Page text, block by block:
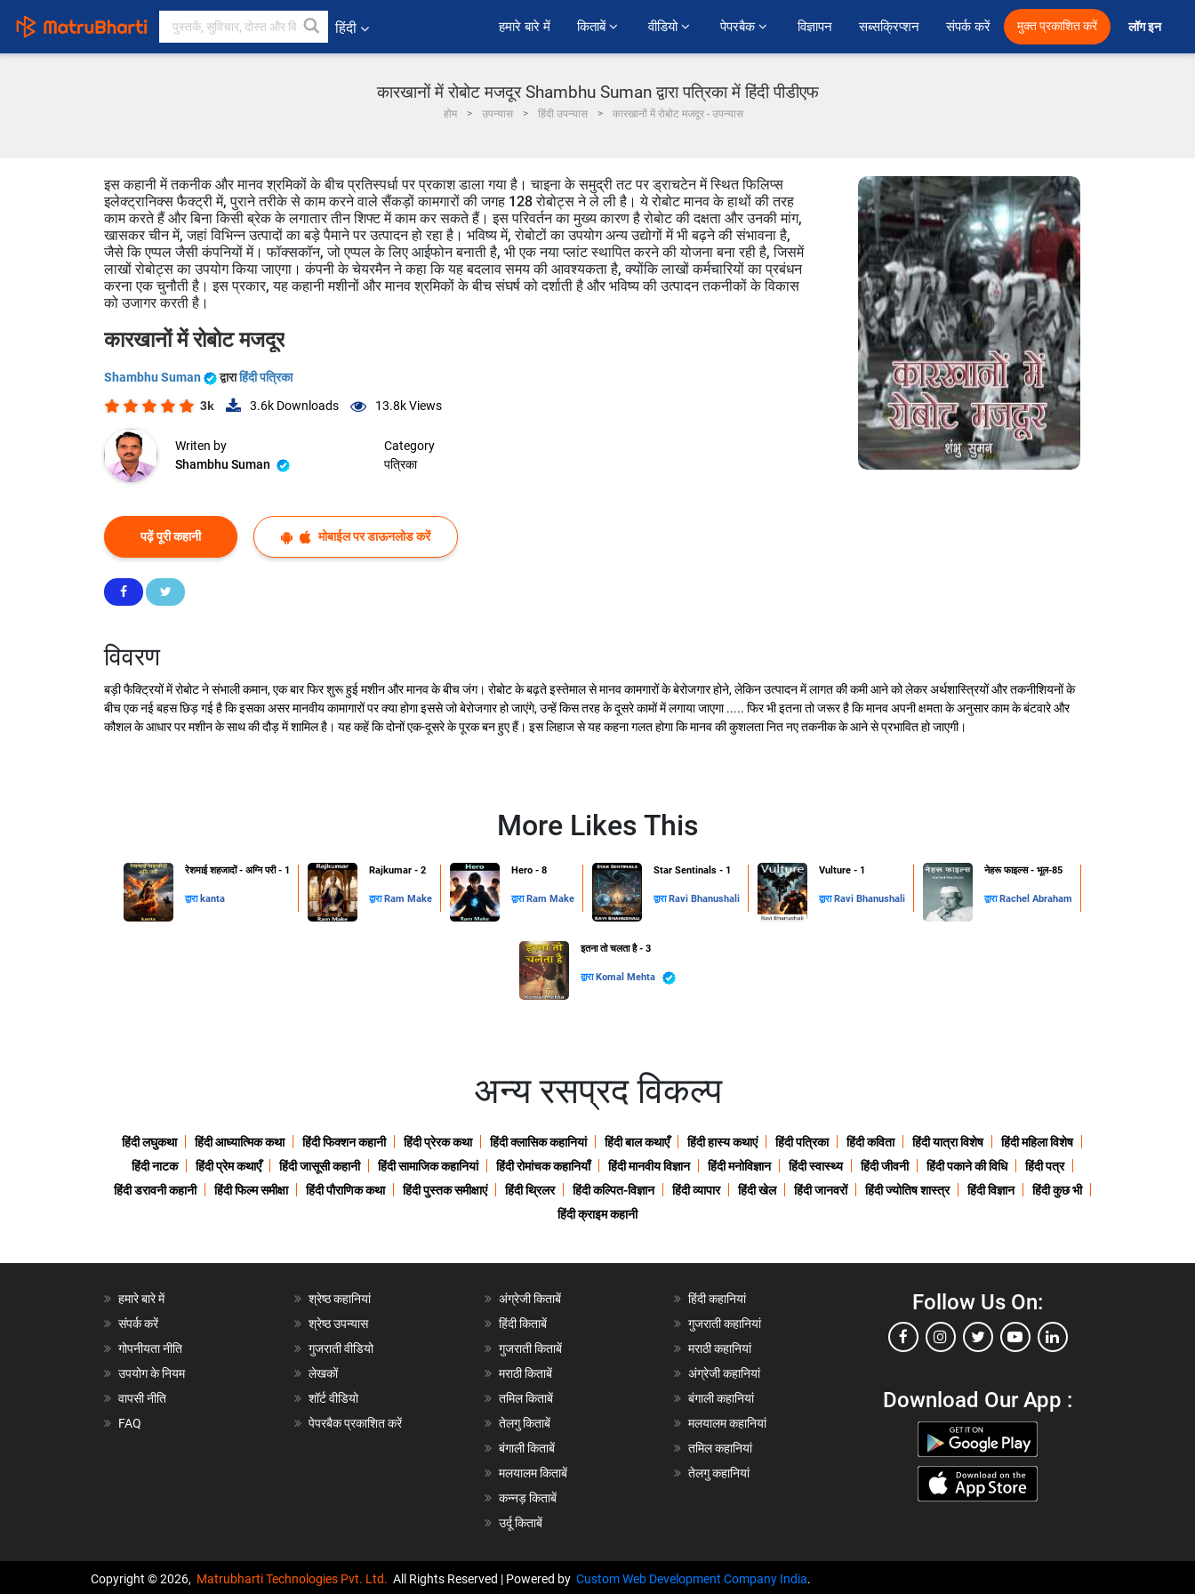
हिंदी हमारे बारे में किताबें वीडियो पेपरबैक विज्ञापन सब्सक्रिप्शन संपर्क करें मुक्त प्रकाशित करें लॉग इन
कारखानों में रोबोट मजदूर Shambhu Suman द्वारा पत्रिका में हिंदी पीडीएफ
होम उपन्यास हिंदी उपन्यास कारखानों में रोबोट मजदूर - उपन्यास
इस कहानी में तकनीक और मानव श्रमिकों के बीच प्रतिस्पर्धा पर प्रकाश डाला गया है। चाइना के समुद्री तट पर ड्राचटेन में स्थित फिलिप्स
इलेक्ट्रानिक्स फैक्ट्री में, पुराने तरीके से काम करने वाले सैंकड़ों कामगारों की जगह 128 रोबोट्स ने ले ली है। ये रोबोट मानव के हाथों की तरह
काम करते हैं और बिना किसी ब्रेक के लगातार तीन शिफ्ट में काम कर सकते हैं। इस परिवर्तन का मुख्य कारण है रोबोट की दक्षता और उनकी मांग,
खासकर चीन में, जहां विभिन्न उत्पादों का बड़े पैमाने पर उत्पादन हो रहा है। भविष्य में, रोबोटों का उपयोग अन्य उद्योगों में भी बढ़ने की संभावना है,
जैसे कि एप्पल जैसी कंपनियों में। फॉक्सकॉन, जो एप्पल के लिए आईफोन बनाती है, भी एक नया प्लांट स्थापित करने की योजना बना रही है, जिसमें
लाखों रोबोट्स का उपयोग किया जाएगा। कंपनी के चेयरमैन ने कहा कि यह बदलाव समय की आवश्यकता है, क्योंकि लाखों कर्मचारियों का प्रबंधन
करना एक चुनौती है। इस प्रकार, यह कहानी मशीनों और मानव श्रमिकों के बीच संघर्ष को दर्शाती है और भविष्य की उत्पादन तकनीकों के विकास
को उजागर करती है।
कारखानों में रोबोट मजदूर
Shambhu Suman द्वाराहिंदी पत्रिका
3k 3.6k Downloads 13.8kViews
Writen by
Shambhu Suman
Category
पत्रिका
पढ़ें पूरी कहानी मोबाईल पर डाऊनलोड करें
विवरण
बड़ी फैक्ट्रियों में रोबोट ने संभाली कमान, एक बार फिर शुरू हुई मशीन और मानव के बीच जंग। रोबोट के बढ़ते इस्तेमाल से मानव कामगारों के बेरोजगार होने, लेकिन उत्पादन में लागत की कमी आने को लेकर अर्थशास्त्रियों और तकनीशियनों के
बीच एक नई बहस छिड़ गई है कि इसका असर मानवीय कामागारों पर क्या होगा इससे जो बेरोजगार हो जाएंगे, उन्हें किस तरह के दूसरे कामों में लगाया जाएगा ..... फिर भी इतना तो जरूर है कि मानव अपनी क्षमता के अनुसार काम के बंटवारे और
कौशल के आधार पर मशीन के साथ की दौड़ में शामिल है। यह कहें कि दोनों एक-दूसरे के पूरक बन हुए हैं। इस लिहाज से यह कहना गलत होगा कि मानव की कुशलता नित नए तकनीक के आने से प्रभावित हो जाएगी।
More Likes This
रेशमाई शहजादों - अग्नि परी - 1
द्वारा kanta
Rajkumar - 2
द्वारा Ram Make
Hero - 8
द्वारा Ram Make
Star Sentinals - 1
द्वारा Ravi Bhanushali
Vulture - 1
द्वारा Ravi Bhanushali
नेहरू फाइल्स - भूल-85
द्वारा Rachel Abraham
इतना तो चलता है - 3
द्वारा Komal Mehta
अन्य रसप्रद विकल्प
हिंदी लघुकथा हिंदी आध्यात्मिक कथा हिंदी फिक्शन कहानी हिंदी प्रेरक कथा हिंदी क्लासिक कहानियां हिंदी बाल कथाएँ हिंदी हास्य कथाएं हिंदी पत्रिका हिंदी कविता हिंदी यात्रा विशेष
हिंदी महिला विशेष
हिंदी नाटक
हिंदी प्रेम कथाएँ हिंदी जासूसी कहानी हिंदी सामाजिक कहानियां हिंदी रोमांचक कहानियाँ हिंदी मानवीय विज्ञान हिंदी मनोविज्ञान हिंदी स्वास्थ्य हिंदी जीवनी हिंदी पकाने की विधि
हिंदी पत्र
हिंदी डरावनी कहानी
हिंदी फिल्म समीक्षा हिंदी पौराणिक कथा हिंदी पुस्तक समीक्षाएं हिंदी थ्रिलर हिंदी कल्पित-विज्ञान हिंदी व्यापार हिंदी खेल हिंदी जानवरों हिंदी ज्योतिष शास्त्र हिंदी विज्ञान
हिंदी कुछ भी
हिंदी क्राइम कहानी
हमारे बारे में
संपर्क करें
गोपनीयता नीति
उपयोग के नियम
वापसी नीति
FAQ
श्रेष्ठ कहानियां
श्रेष्ठ उपन्यास
गुजराती वीडियो
लेखकों
शॉर्ट वीडियो
पेपरबैक प्रकाशित करें
अंग्रेजी किताबें
हिंदी किताबें
गुजराती किताबें
मराठी किताबें
तमिल किताबें
तेलगु किताबें
बंगाली किताबें
मलयालम किताबें
कन्नड़ किताबें
उर्दू किताबें
हिंदी कहानियां
गुजराती कहानियां
मराठी कहानियां
अंग्रेजी कहानियां
बंगाली कहानियां
मलयालम कहानियां
तमिल कहानियां
तेलगु कहानियां
Follow Us On:
Download Our App :
Copyright © 2026, Matrubharti Technologies Pvt. Ltd. All Rights Reserved | Powered by Custom Web Development Company India.